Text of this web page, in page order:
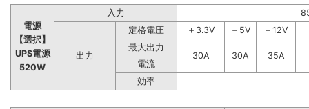
電源
【選択】
UPS電源
520W
入力
出力
定格電圧 ＋3.3V ＋5V
＋12V
最大出力
30A
30A
35A
電流
効率